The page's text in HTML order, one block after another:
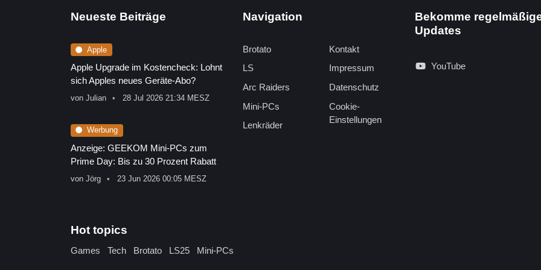
Neueste Beiträge
Apple
Apple Upgrade im Kostencheck: Lohnt
sich Apples neues Geräte-Abo?
von Julian 28 Jul 2026 21:34 MESZ
Werbung
Anzeige: GEEKOM Mini-PCs zum
Prime Day: Bis zu 30 Prozent Rabatt
von Jörg 23 Jun 2026 00:05 MESZ
Navigation
Brotato
LS
Arc Raiders
Mini-PCs
Lenkräder
Kontakt
Impressum
Datenschutz
Cookie-
Einstellungen
Bekomme
Updates
YouTube
Hot topics
Games Tech Brotato LS25 Mini-PCs